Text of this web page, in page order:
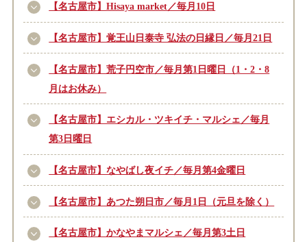
【名古屋市】Hisaya market／毎月10日
【名古屋市】覚王山日泰寺 弘法の日縁日／毎月21日
【名古屋市】荒子円空市／毎月第1日曜日（1・2・8
月はお休み）
【名古屋市】エシカル・ツキイチ・マルシェ／毎月
第3日曜日
【名古屋市】なやばし夜イチ／毎月第4金曜日
【名古屋市】あつた朔日市／毎月1日（元旦を除く）
【名古屋市】かなやまマルシェ／毎月第3土日